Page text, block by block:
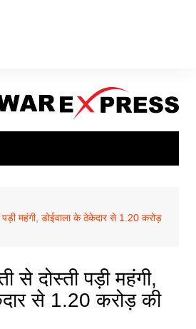
महंगी, डोईवाला के ठेकेदार से 1.20 करोड़
से दोस्ती पड़ी महंगी,
से 1.20 करोड़ की